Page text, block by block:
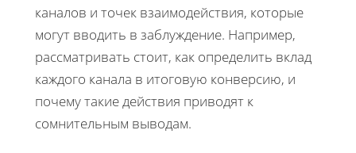
каналов и точек взаимодействия, которые
могут вводить в заблуждение. Например,
рассматривать стоит, как определить вклад
каждого канала в итоговую конверсию, и
почему такие действия приводят к
сомнительным выводам.